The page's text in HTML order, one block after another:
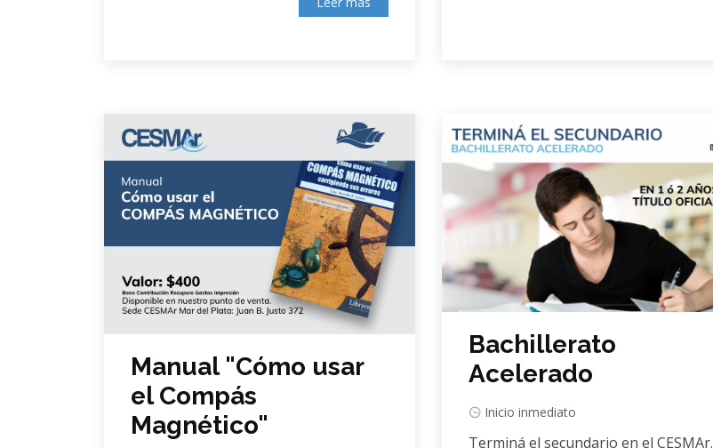
Manual "Cómo usar
el Compás
Magnético"
Bachillerato
Acelerado
Inicio inmediato
Terminá el secundario en el CESMAr.